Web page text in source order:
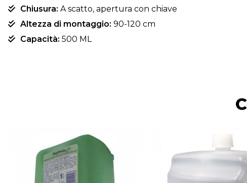
Chiusura: A scatto, apertura con chiave
Altezza di montaggio: 90-120 cm
Capacità: 500 ML